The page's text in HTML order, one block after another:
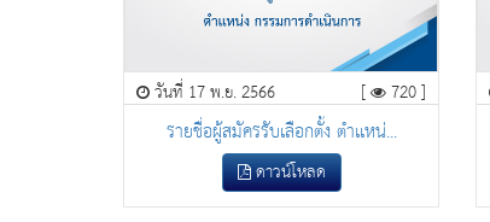
วันที่ 17 พ.ย. 2566 [ 720 ]
รายชื่อผู้สมัครรับเลือกตั้ง ตำเเหน่...
ดาวน์โหลด